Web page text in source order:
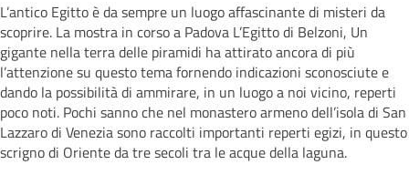
L’antico Egitto è da sempre un luogo affascinante di misteri da
scoprire. La mostra in corso a Padova L’Egitto di Belzoni, Un
gigante nella terra delle piramidi ha attirato ancora di più
l’attenzione su questo tema fornendo indicazioni sconosciute e
dando la possibilità di ammirare, in un luogo a noi vicino, reperti
poco noti. Pochi sanno che nel monastero armeno dell’isola di San
Lazzaro di Venezia sono raccolti importanti reperti egizi, in questo
scrigno di Oriente da tre secoli tra le acque della laguna.